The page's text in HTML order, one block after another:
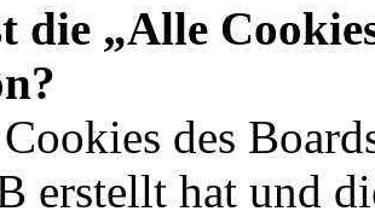
die „Alle
des
erstellt hat und